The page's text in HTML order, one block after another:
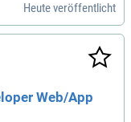
Wir bieten ei
und umfangreiche
und Verpfle
Full Stack Develop
Events und Sond
nächsten K
Heute veröffentlicht
Web/App